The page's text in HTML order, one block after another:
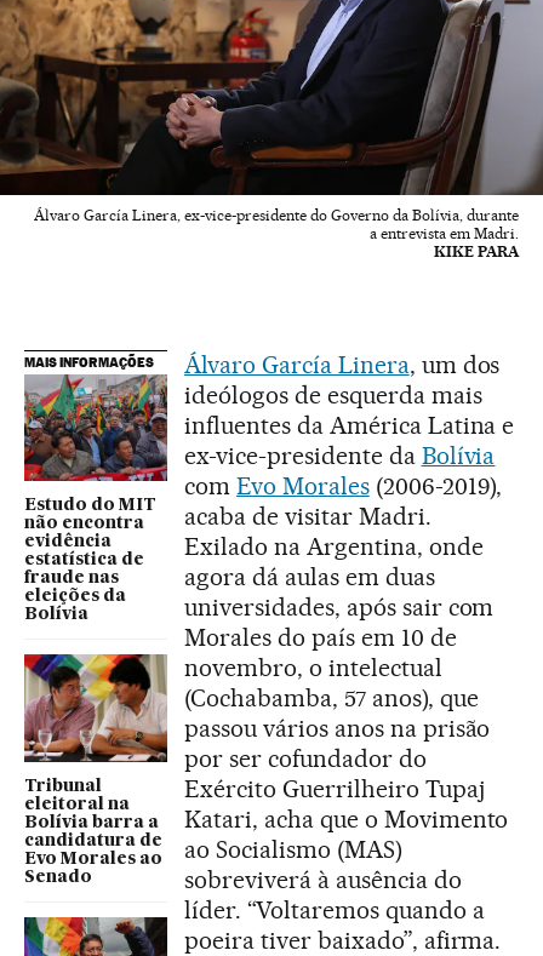
Álvaro García Linera, ex-vice-presidente do Governo da Bolívia, durante
a entrevista em Madri.
KIKE PARA
MAIS INFORMAÇÕES
Estudo do MIT
não encontra
evidência
estatística de
fraude nas
eleições da
Bolívia
Tribunal
eleitoral na
Bolívia barra a
candidatura de
Evo Morales ao
Senado
Álvaro García Linera, um dos
ideólogos de esquerda mais
influentes da América Latina e
ex-vice-presidente da Bolívia
com Evo Morales(2006-2019),
acaba de visitar Madri.
Exilado na Argentina, onde
agora dá aulas em duas
universidades, após sair com
Morales do país em 10 de
novembro, o intelectual
(Cochabamba, 57 anos), que
passou vários anos na prisão
por ser cofundador do
Exército Guerrilheiro Tupaj
Katari, acha que o Movimento
ao Socialismo (MAS)
sobreviverá à ausência do
líder. “Voltaremos quando a
poeira tiver baixado”, afirma.